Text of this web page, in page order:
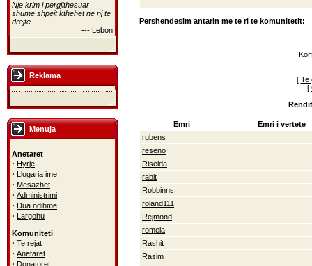
Nje krim i pergjithesuar
shume shpejt kthehet ne nj te
drejte.
--- Lebon
Reklama
Menuja
Anetaret
· Hyrje
· Llogaria ime
· Mesazhet
· Administrimi
· Dua ndihme
· Largohu
Komuniteti
· Te rejat
· Anetaret
· Donatoret
Pershendesim antarin me te ri te komunitetit:
[ Te
[
Emri
Emri i vertete
rubens
reseno
Riselda
rabit
Robbinns
roland111
Rejmond
romela
Rashit
Rasim